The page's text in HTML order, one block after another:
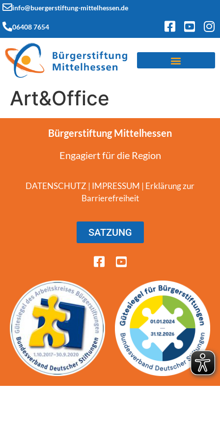
info@buergerstiftung-mittelhessen.de
06408 7654
Art&Office
Bürgerstiftung Mittelhessen
Engagiert für die Region
DATENSCHUTZ | IMPRESSUM | Erklärung zur
Barrierefreiheit
SATZUNG